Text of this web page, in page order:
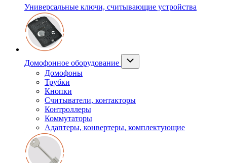
Универсальные ключи, считывающие устройства
Домофонное оборудование
Домофоны
Трубки
Кнопки
Считыватели, контакторы
Контроллеры
Коммутаторы
Адаптеры, конвертеры, комплектующие